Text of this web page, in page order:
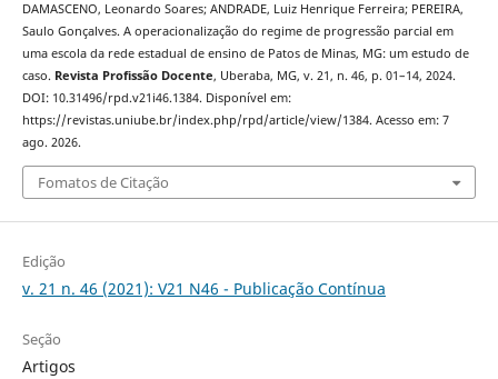
DAMASCENO, Leonardo Soares; ANDRADE, Luiz Henrique Ferreira; PEREIRA,
Saulo Gonçalves. A operacionalização do regime de progressão parcial em
uma escola da rede estadual de ensino de Patos de Minas, MG: um estudo de
caso. Revista Profissão Docente, Uberaba, MG, v. 21, n. 46, p. 01–14, 2024.
DOI: 10.31496/rpd.v21i46.1384. Disponível em:
https://revistas.uniube.br/index.php/rpd/article/view/1384. Acesso em: 7
ago. 2026.
Fomatos de Citação
Edição
v. 21 n. 46 (2021): V21 N46 - Publicação Contínua
Seção
Artigos